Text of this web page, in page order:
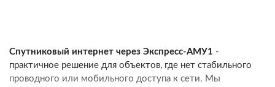
Спутниковый интернет через Экспресс-АМУ1 -
практичное решение для объектов, где нет стабильного
проводного или мобильного доступа к сети. Мы